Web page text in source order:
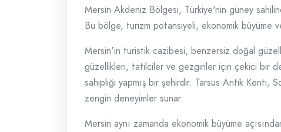
Mersin Akdeniz Bölgesi, Türkiye'nin güney
Bu bölge, turizm potansiyeli, ekonomik büyüme
Mersin'in turistik cazibesi, benzersiz doğal
güzellikleri, tatilciler ve gezginler için çekici bir
sahipliği yapmış bir şehirdir. Tarsus Antik Kenti,
zengin deneyimler sunar.
Mersin aynı zamanda ekonomik büyüme